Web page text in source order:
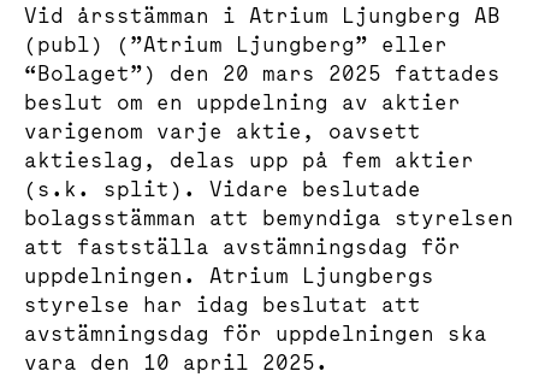
Vid årsstämman i Atrium Ljungberg AB
(publ) (”Atrium Ljungberg” eller
“Bolaget”) den 20 mars 2025 fattades
beslut om en uppdelning av aktier
varigenom varje aktie, oavsett
aktieslag, delas upp på fem aktier
(s.k. split). Vidare beslutade
bolagsstämman att bemyndiga styrelsen
att fastställa avstämningsdag för
uppdelningen. Atrium Ljungbergs
styrelse har idag beslutat att
avstämningsdag för uppdelningen ska
vara den 10 april 2025.